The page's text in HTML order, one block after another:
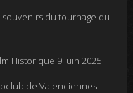
souvenirs du tournage du
Historique 9 juin 2025
de Valenciennes –